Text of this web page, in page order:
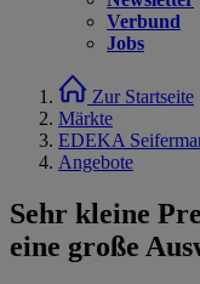
Verbund
Jobs
Zur Startseite
Märkte
EDEKA
Angebote
Sehr kleine
eine große